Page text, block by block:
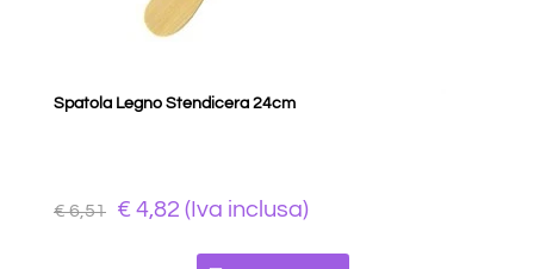
Spatola Legno Stendicera 24cm
€ 6,51 € 4,82 (Iva inclusa)